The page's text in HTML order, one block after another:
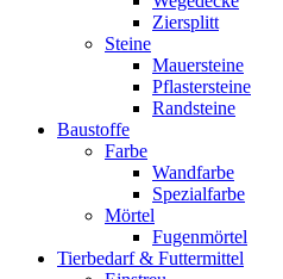
Ziersplitt
Steine
Mauersteine
Pflastersteine
Randsteine
Baustoffe
Farbe
Wandfarbe
Spezialfarbe
Mörtel
Fugenmörtel
Tierbedarf & Futtermittel